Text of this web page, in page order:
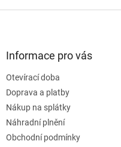
Informace pro vás
Otevírací doba
Doprava a platby
Nákup na splátky
Náhradní plnění
Obchodní podmínky